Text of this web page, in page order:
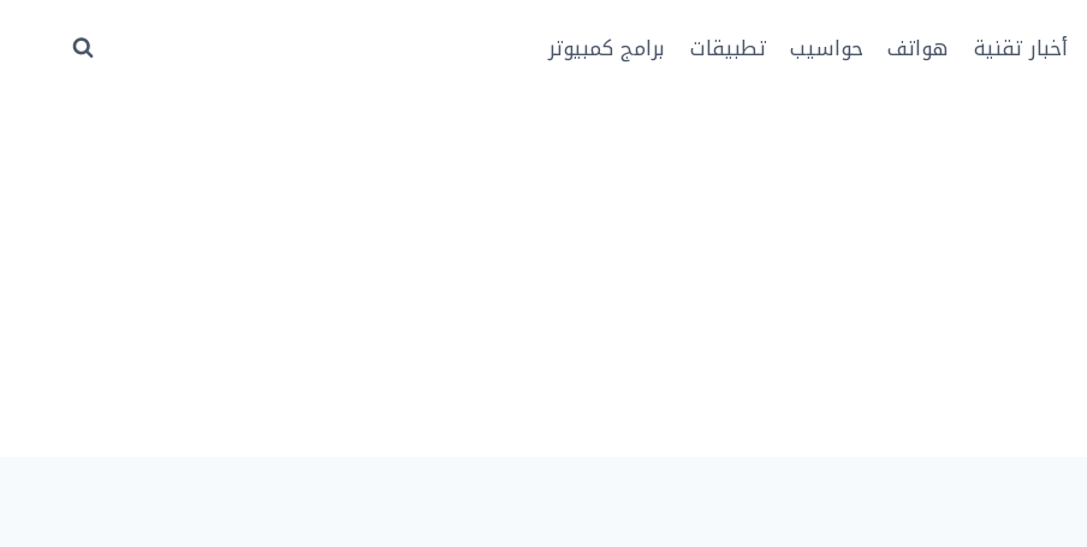
أخبار تقنية هواتف حواسيب تطبيقات برامج كمبيوتر